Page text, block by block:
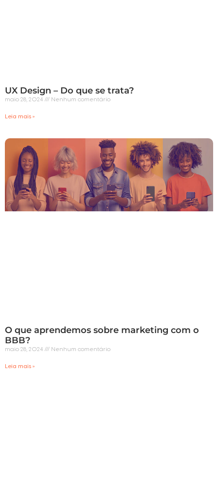
UX Design – Do que se trata?
maio 28, 2024 Nenhum comentário
Leia mais »
O que aprendemos sobre marketing com o
BBB?
maio 28, 2024 Nenhum comentário
Leia mais »